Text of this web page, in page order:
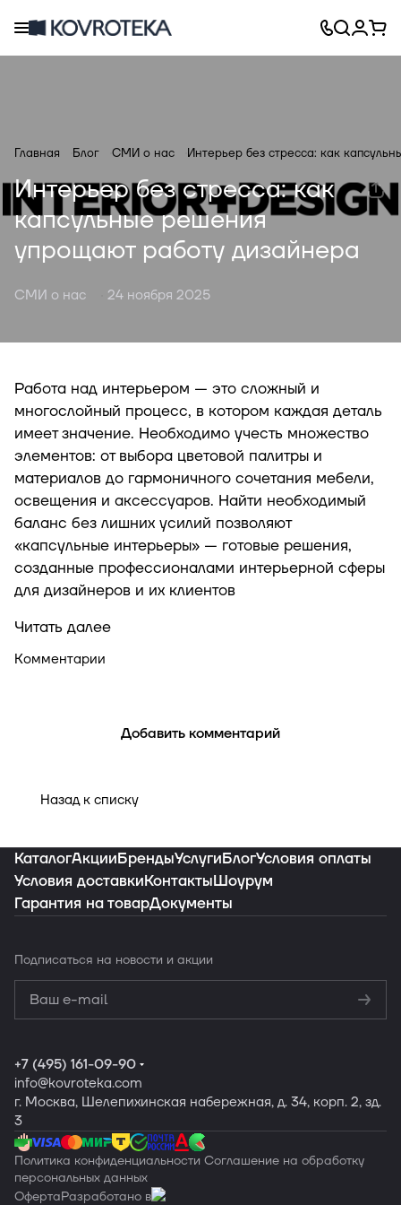
Главная Блог СМИ о нас Интерьер без стресса: как
Интерьер без стресса: как
капсульные решения
упрощают работу дизайнера
СМИ о нас 24 ноября 2025
Работа над интерьером — это сложный и
многослойный процесс, в котором каждая деталь
имеет значение. Необходимо учесть множество
элементов: от выбора цветовой палитры и
материалов до гармоничного сочетания мебели,
освещения и аксессуаров. Найти необходимый
баланс без лишних усилий позволяют
«капсульные интерьеры» — готовые решения,
созданные профессионалами интерьерной сферы
для дизайнеров и их клиентов
Читать далее
Комментарии
Добавить комментарий
Назад к списку
КаталогАкцииБрендыУслугиБлогУсловия оплаты
Условия доставкиКонтактыШоурум
Гарантия на товарДокументы
Подписаться на новости и акции
конфиденциальности
Обработку
персональных данных
+7 (495) 161-09-90
info@kovroteka.com
г. Москва, Шелепихинская набережная, д. 34, корп. 2, зд.
3
Политика конфиденциальности Соглашение на обработку
персональных данных
ОфертаРазработано в